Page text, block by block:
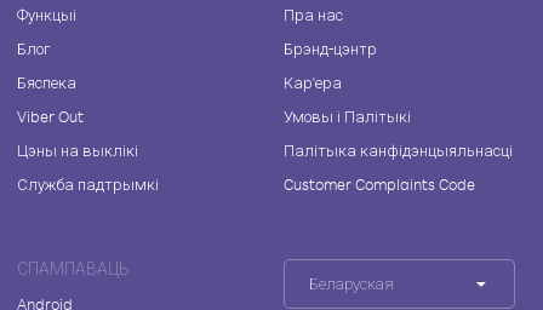
Функцыі
Блог
Бяспека
Viber Out
Цэны на выклікі
Служба падтрымкі
Пра нас
Брэнд-цэнтр
Кар'ера
Умовы і Палітыкі
Палітыка канфідэнцыяльнасці
Customer Complaints Code
СПАМПАВАЦЬ
Android
Беларуская